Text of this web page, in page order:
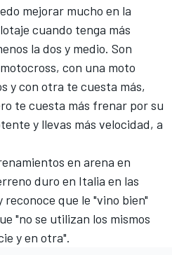
mejorar mucho en la
cuando tenga más
la dos y medio. Son
con una moto
y con otra te cuesta más,
te cuesta más frenar por su
y llevas más velocidad, a
en arena en
duro en Italia en las
que le "vino bien"
"no se utilizan los mismos
y en otra".